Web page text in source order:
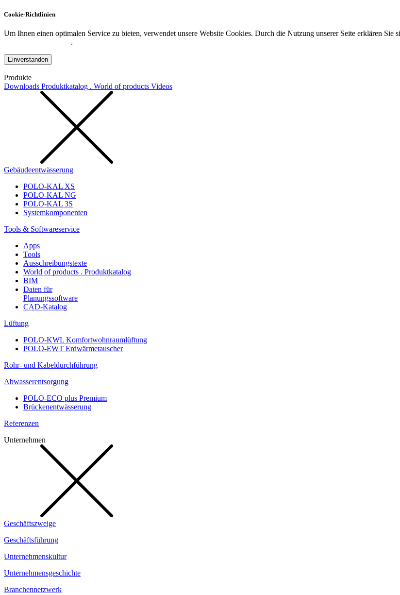
Cookie-Richtlinien
Um Ihnen einen optimalen Service zu bieten, verwendet unsere Website Cookies. Durch die Nutzung unserer Seite erklären
.
Einverstanden
Produkte
Downloads Produktkatalog . World of products Videos
Gebäudeentwässerung
POLO-KAL XS
POLO-KAL NG
POLO-KAL 3S
Systemkomponenten
Tools & Softwareservice
Apps
Tools
Ausschreibungstexte
World of products . Produktkatalog
BIM
Daten für
Planungssoftware
CAD-Katalog
Lüftung
POLO-KWL Komfortwohnraumlüftung
POLO-EWT Erdwärmetauscher
Rohr- und Kabeldurchführung
Abwasserentsorgung
POLO-ECO plus Premium
Brückenentwässerung
Referenzen
Unternehmen
Geschäftszweige
Geschäftsführung
Unternehmenskultur
Unternehmensgeschichte
Branchennetzwerk